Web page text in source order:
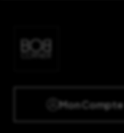
Mon Compte